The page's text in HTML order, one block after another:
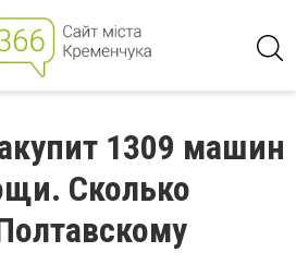
1309 машин
Сколько